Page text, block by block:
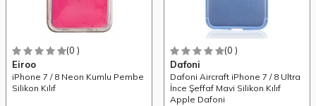
(0 )
Eiroo
iPhone 7 / 8 Neon Kumlu Pembe
Silikon Kılıf
(0 )
Dafoni
Dafoni Aircraft iPhone 7 / 8 Ultra
İnce Şeffaf Mavi Silikon Kılıf
Apple Dafoni